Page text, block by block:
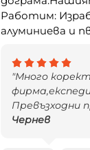
Работим:
алуминиева и
"Много
Превъзходни
Чернев